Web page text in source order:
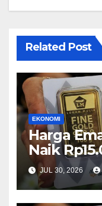
Related Post
EKONOMI
Harga
Naik
JUL 30, 2026